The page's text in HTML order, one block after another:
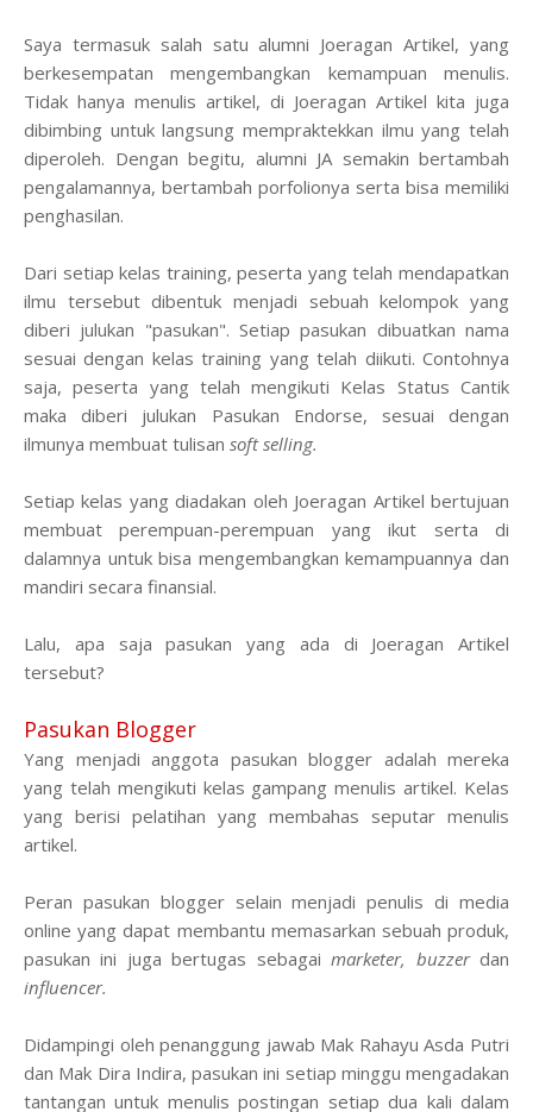
Saya termasuk salah satu alumni Joeragan Artikel, yang
berkesempatan mengembangkan kemampuan menulis.
Tidak hanya menulis artikel, di Joeragan Artikel kita juga
dibimbing untuk langsung mempraktekkan ilmu yang telah
diperoleh. Dengan begitu, alumni JA semakin bertambah
pengalamannya, bertambah porfolionya serta bisa memiliki
penghasilan.
Dari setiap kelas training, peserta yang telah mendapatkan
ilmu tersebut dibentuk menjadi sebuah kelompok yang
diberi julukan "pasukan". Setiap pasukan dibuatkan nama
sesuai dengan kelas training yang telah diikuti. Contohnya
saja, peserta yang telah mengikuti Kelas Status Cantik
maka diberi julukan Pasukan Endorse, sesuai dengan
ilmunya membuat tulisan soft selling.
Setiap kelas yang diadakan oleh Joeragan Artikel bertujuan
membuat perempuan-perempuan yang ikut serta di
dalamnya untuk bisa mengembangkan kemampuannya dan
mandiri secara finansial.
Lalu, apa saja pasukan yang ada di Joeragan Artikel
tersebut?
Pasukan Blogger
Yang menjadi anggota pasukan blogger adalah mereka
yang telah mengikuti kelas gampang menulis artikel. Kelas
yang berisi pelatihan yang membahas seputar menulis
artikel.
Peran pasukan blogger selain menjadi penulis di media
online yang dapat membantu memasarkan sebuah produk,
pasukan ini juga bertugas sebagaimarketer, buzzerdan
influencer.
Didampingi oleh penanggung jawab Mak Rahayu Asda Putri
dan Mak Dira Indira, pasukan ini setiap minggu mengadakan
tantangan untuk menulis postingan setiap dua kali dalam